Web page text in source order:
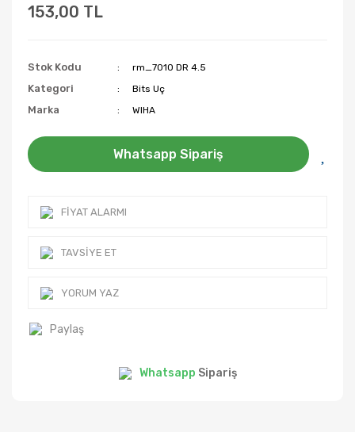
153,00 TL
Stok Kodu rm_7010 DR 4.5
Kategori Bits Uç
Marka WIHA
Whatsapp Sipariş
FIYAT ALARMI
TAVSIYE ET
YORUM YAZ
Paylaş
Whatsapp Sipariş